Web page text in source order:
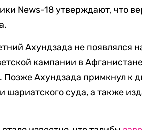
News-18 утверждают, что
Ахундзада не появлялся
кампании в
Позже Ахундзада примкнул к
шариатского суда, а также